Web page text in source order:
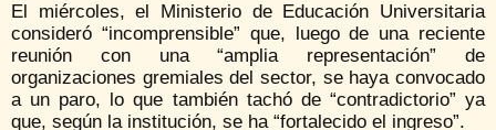
El miércoles, el Ministerio de Educación Universitaria
consideró “incomprensible” que, luego de una reciente
reunión con una “amplia representación” de
organizaciones gremiales del sector, se haya convocado
a un paro, lo que también tachó de “contradictorio” ya
que, según la institución, se ha “fortalecido el ingreso”.